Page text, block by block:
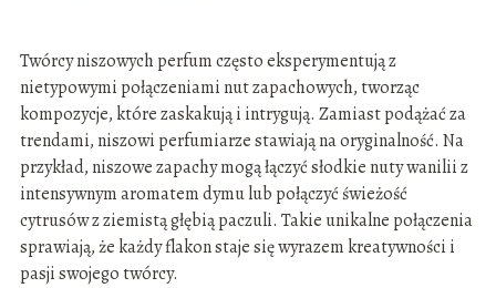
Twórcy niszowych perfum często eksperymentują z
nietypowymi połączeniami nut zapachowych, tworząc
kompozycje, które zaskakują i intrygują. Zamiast podążać za
trendami, niszowi perfumiarze stawiają na oryginalność. Na
przykład, niszowe zapachy mogą łączyć słodkie nuty wanilii z
intensywnym aromatem dymu lub połączyć świeżość
cytrusów z ziemistą głębią paczuli. Takie unikalne połączenia
sprawiają, że każdy flakon staje się wyrazem kreatywności i
pasji swojego twórcy.